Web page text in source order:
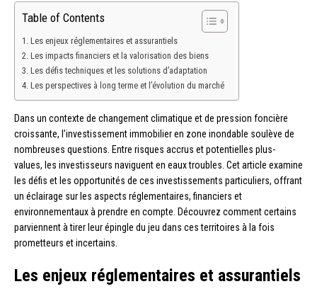
Table of Contents
Les enjeux réglementaires et assurantiels
Les impacts financiers et la valorisation des biens
Les défis techniques et les solutions d’adaptation
Les perspectives à long terme et l’évolution du marché
Dans un contexte de changement climatique et de pression foncière
croissante, l’investissement immobilier en zone inondable soulève de
nombreuses questions. Entre risques accrus et potentielles plus-
values, les investisseurs naviguent en eaux troubles. Cet article examine
les défis et les opportunités de ces investissements particuliers, offrant
un éclairage sur les aspects réglementaires, financiers et
environnementaux à prendre en compte. Découvrez comment certains
parviennent à tirer leur épingle du jeu dans ces territoires à la fois
prometteurs et incertains.
Les enjeux réglementaires et assurantiels